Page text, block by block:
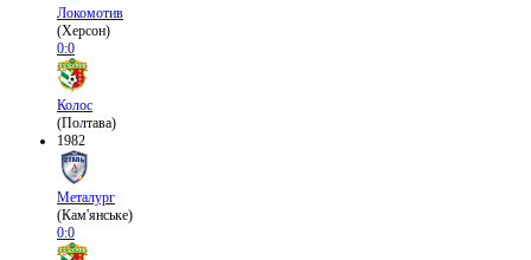
Локомотив
(Херсон)
0:0
Колос
(Полтава)
1982
Металург
(Кам'янське)
0:0